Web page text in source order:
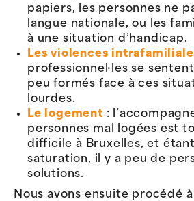
papiers, les personnes ne
langue nationale, ou les
à une situation d’handicap.
Les violences
professionnel·les se
peu formés face à ces
lourdes.
Le logement :
personnes mal logées est
difficile à Bruxelles, et
saturation, il y a peu de
solutions.
Nous avons ensuite procédé